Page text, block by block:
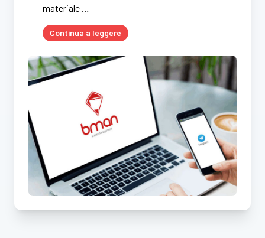
materiale …
Continua a leggere